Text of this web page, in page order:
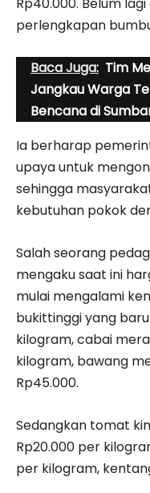
Rp40.000. Belum
perlengkapan
Baca Juga: Tim
Jangkau Warga
Bencana di
Ia berharap
upaya untuk
sehingga
kebutuhan pokok
Salah seorang
mengaku saat ini
mulai mengalami
bukittinggi yang
kilogram, cabai
kilogram, bawang
Rp45.000.
Sedangkan tomat
Rp20.000 per
per kilogram,